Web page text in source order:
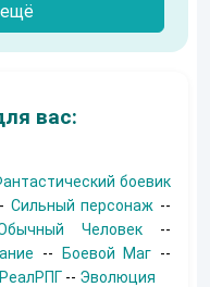
вас:
боевик
Сильный персонаж --
Человек --
-- Боевой Маг --
РеалРПГ -- Эволюция